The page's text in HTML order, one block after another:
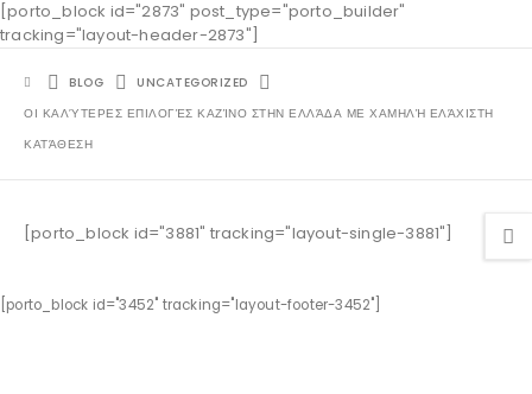
[porto_block id="2873" post_type="porto_builder"
tracking="layout-header-2873"]
BLOG
UNCATEGORIZED
ΟΙ ΚΑΛΎΤΕΡΕΣ ΕΠΙΛΟΓΈΣ ΚΑΖΊΝΟ ΣΤΗΝ ΕΛΛΆΔΑ ΜΕ ΧΑΜΗΛΉ ΕΛΆΧΙΣΤΗ
ΚΑΤΆΘΕΣΗ
[porto_block id="3881" tracking="layout-single-3881"]
[porto_block id="3452" tracking="layout-footer-3452"]